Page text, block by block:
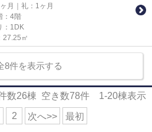
月｜礼：1ヶ月
：4階
：1DK
27.25㎡
8件を表示する
数26棟 空き数78件 1-20棟表示
2 次へ>> 最初